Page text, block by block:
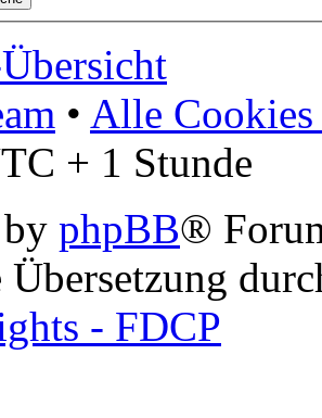
• Alle Cookies
+ 1 Stunde
phpBB®
Übersetzung
- FDCP